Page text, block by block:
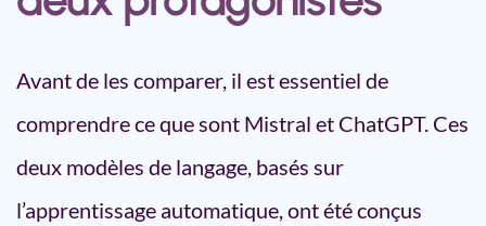
Avant de les comparer, il est essentiel de
comprendre ce que sont Mistral et ChatGPT. Ces
deux modèles de langage, basés sur
l’apprentissage automatique, ont été conçus